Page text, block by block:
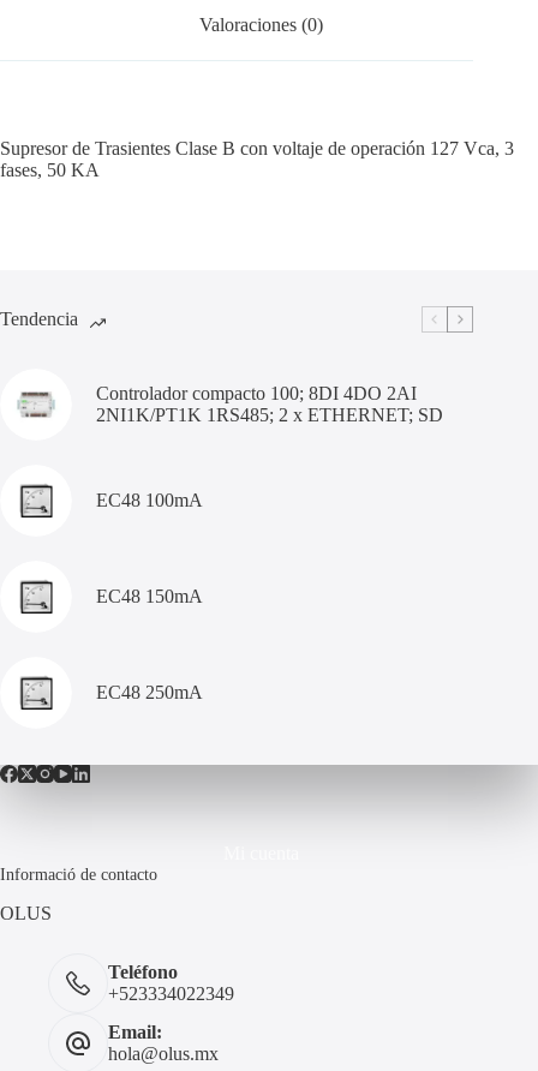
Valoraciones (0)
Supresor de Trasientes Clase B con voltaje de operación 127 Vca, 3
fases, 50 KA
Tendencia
Controlador compacto 100; 8DI 4DO 2AI
2NI1K/PT1K 1RS485; 2 x ETHERNET; SD
EC48 100mA
EC48 150mA
EC48 250mA
Informació de contacto
OLUS
Teléfono
+523334022349
Email:
hola@olus.mx